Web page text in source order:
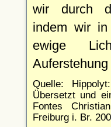
wir durch
indem wir
ewige
Quelle:
Übersetzt und
Fontes
Freiburg i. Br.